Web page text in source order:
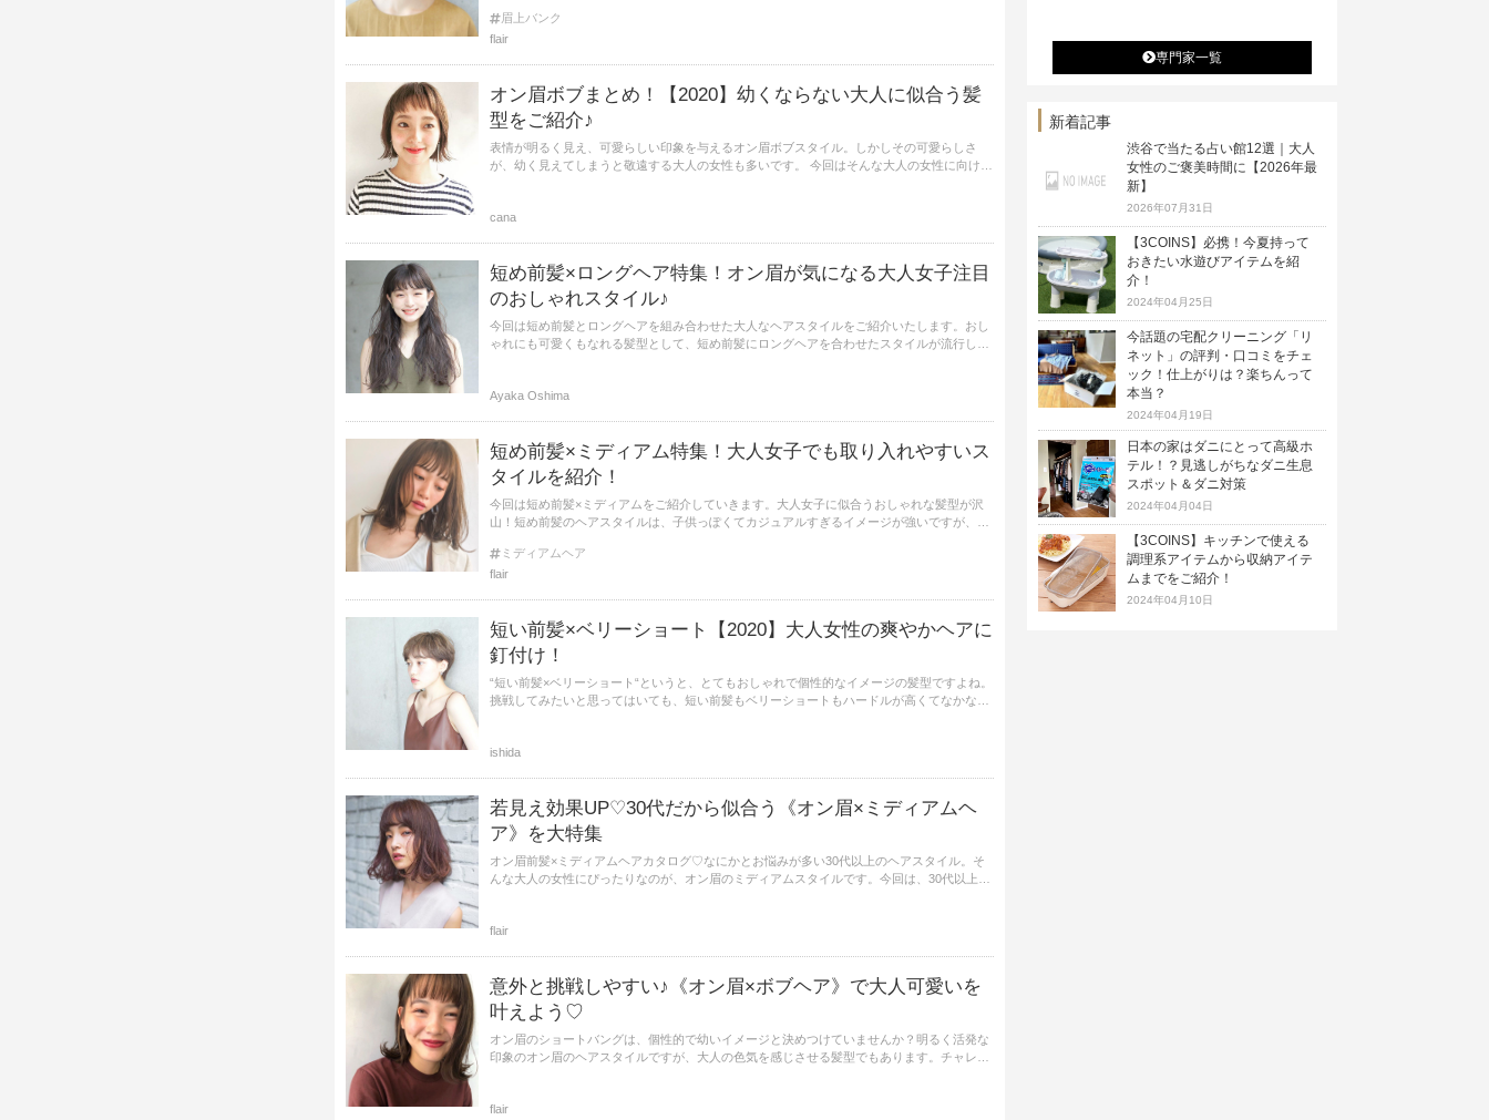
眉上バンク
flair
オン眉ボブまとめ！【2020】幼くならない大人に似合う髪
型をご紹介♪
表情が明るく見え、可愛らしい印象を与えるオン眉ボブスタイル。しかしその可愛らしさ
が、幼く見えてしまうと敬遠する大人の女性も多いです。 今回はそんな大人の女性に向けて
cana
短め前髪×ロングヘア特集！オン眉が気になる大人女子注目
のおしゃれスタイル♪
今回は短め前髪とロングヘアを組み合わせた大人なヘアスタイルをご紹介いたします。おし
ゃれにも可愛くもなれる髪型として、短め前髪にロングヘアを合わせたスタイルが流行して
Ayaka Oshima
短め前髪×ミディアム特集！大人女子でも取り入れやすいス
タイルを紹介！
今回は短め前髪×ミディアムをご紹介していきます。大人女子に似合うおしゃれな髪型が沢
山！短め前髪のヘアスタイルは、子供っぽくてカジュアルすぎるイメージが強いですが、大
ミディアムヘア
flair
短い前髪×ベリーショート【2020】大人女性の爽やかヘアに
釘付け！
“短い前髪×ベリーショート“というと、とてもおしゃれで個性的なイメージの髪型ですよね。
挑戦してみたいと思ってはいても、短い前髪もベリーショートもハードルが高くてなかなか
ishida
若見え効果UP♡30代だから似合う《オン眉×ミディアムヘ
ア》を大特集
オン眉前髪×ミディアムヘアカタログ♡なにかとお悩みが多い30代以上のヘアスタイル。そ
んな大人の女性にぴったりなのが、オン眉のミディアムスタイルです。今回は、30代以上の
flair
意外と挑戦しやすい♪《オン眉×ボブヘア》で大人可愛いを
叶えよう♡
オン眉のショートバングは、個性的で幼いイメージと決めつけていませんか？明るく活発な
印象のオン眉のヘアスタイルですが、大人の色気を感じさせる髪型でもあります。チャレン
flair
スなど、「住む」だけではなく「働
く」「遊ぶ」「学ぶ」「旅する」と
いった領域でも、暮らしや生き方を
専門家一覧
新着記事
渋谷で当たる占い館12選｜大人
女性のご褒美時間に【2026年最
新】
2026年07月31日
【3COINS】必携！今夏持って
おきたい水遊びアイテムを紹
介！
2024年04月25日
今話題の宅配クリーニング「リ
ネット」の評判・口コミをチェ
ック！仕上がりは？楽ちんって
本当？
2024年04月19日
日本の家はダニにとって高級ホ
テル！？見逃しがちなダニ生息
スポット＆ダニ対策
2024年04月04日
【3COINS】キッチンで使える
調理系アイテムから収納アイテ
ムまでをご紹介！
2024年04月10日